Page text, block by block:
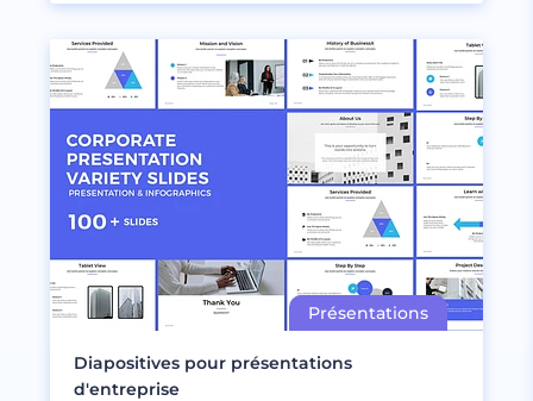
Diapositives pour présentations
d'entreprise